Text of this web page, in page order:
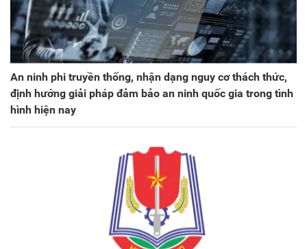
An ninh phi truyền thống, nhận dạng nguy cơ thách thức,
định hướng giải pháp đảm bảo an ninh quốc gia trong tình
hình hiện nay